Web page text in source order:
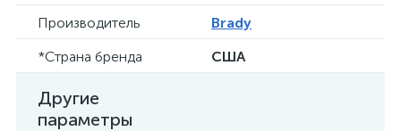
Производитель
Brady
*Страна бренда
США
Другие
параметры